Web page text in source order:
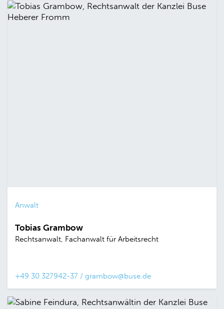
Anwalt
Tobias Grambow
Rechtsanwalt, Fachanwalt für Arbeitsrecht
+49 30 327942-37 / grambow@buse.de